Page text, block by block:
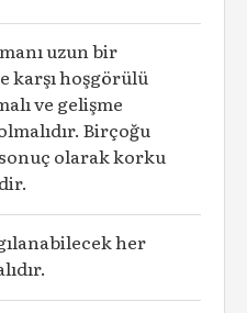
uzun bir
karşı hoşgörülü
ve gelişme
Birçoğu
olarak korku
her